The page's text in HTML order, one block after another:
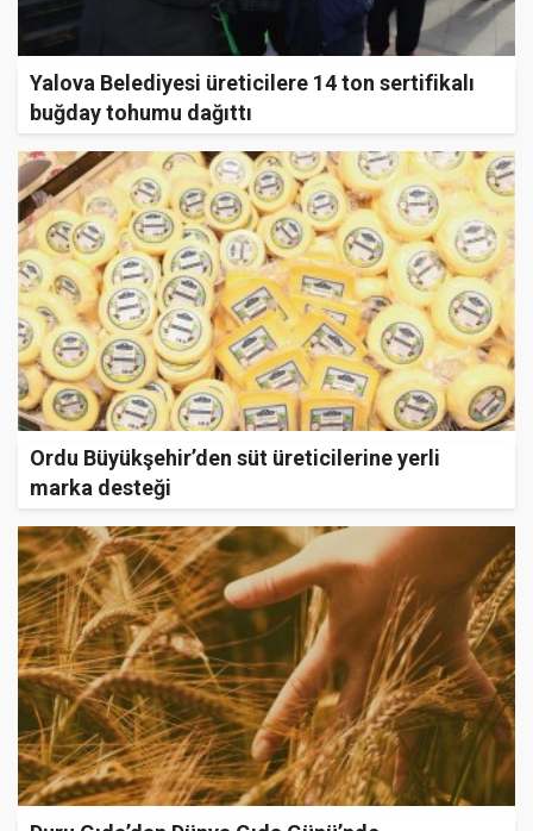
Yalova Belediyesi üreticilere 14 ton sertifikalı
buğday tohumu dağıttı
Ordu Büyükşehir’den süt üreticilerine yerli
marka desteği